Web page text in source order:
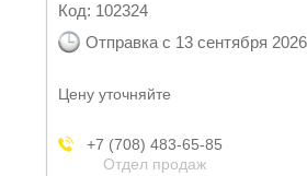
Код: 102324
Отправка с 13 сентября 2026
Цену уточняйте
+7 (708) 483-65-85
Отдел продаж